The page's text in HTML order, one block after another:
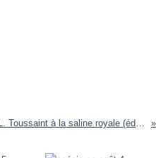
Un cercle immense, G. Clément, V. Mayot et L. Toussaint à la saline royale (éd. du Patrimoine)